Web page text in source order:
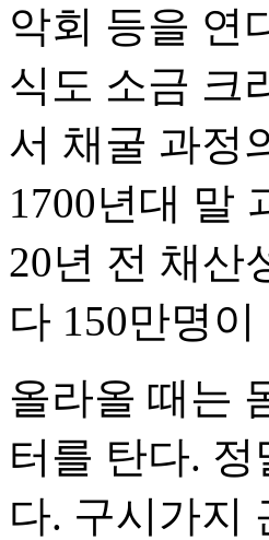
악회 등을 연
식도 소금 크
서 채굴 과정
1700년대 말
20년 전 채산
다 150만명
올라올 때는
터를 탄다.
다. 구시가지